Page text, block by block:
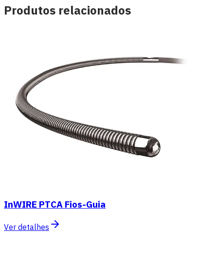
Produtos relacionados
InWIRE PTCA Fios-Guia
Ver detalhes